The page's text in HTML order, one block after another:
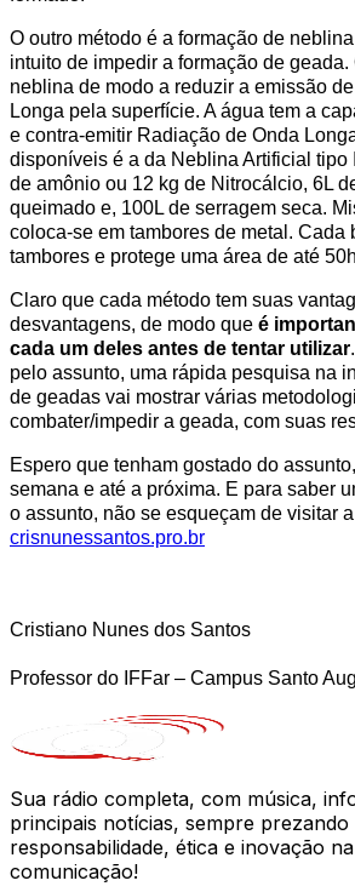
O outro método é a formação de
intuito de impedir a formação de
neblina de modo a reduzir a emissão
Longa pela superfície. A água tem a
e contra-emitir Radiação de Onda
disponíveis é a da Neblina Artificial tipo
de amônio ou 12 kg de Nitrocálcio, 6L
queimado e, 100L de serragem seca.
coloca-se em tambores de metal. Cada
tambores e protege uma área de até
Claro que cada método tem suas
desvantagens, de modo que é
cada um deles antes de tentar utilizar
pelo assunto, uma rápida pesquisa na
de geadas vai mostrar várias
combater/impedir a geada, com suas
Espero que tenham gostado do
semana e até a próxima. E para saber
o assunto, não se esqueçam de visitar
crisnunessantos.pro.br
Cristiano Nunes dos Santos
Professor do IFFar – Campus Santo
Sua rádio completa, com música,
principais notícias, sempre prezando
responsabilidade, ética e inovação
comunicação!